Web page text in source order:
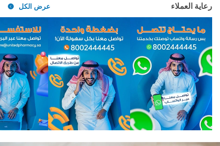
رعاية العملاء عرض الكل